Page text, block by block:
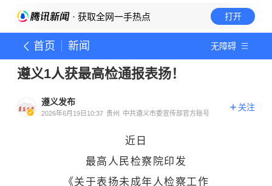
· 获取全网一手热点 打开
首页 新闻 无障碍
遵义1人获最高检通报表扬！
遵义发布
2026年6月19日10:37 贵州 中共遵义市委宣传部官方账号
关注
近日
最高人民检察院印发
《关于表扬未成年人检察工作